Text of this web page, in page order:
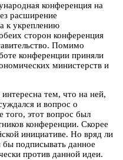
конференция на
расширение
к укреплению
сторон конференция
Помимо
конференции приняли
министерств и
тем, что на ней,
и вопрос о
этот вопрос был
конференции. Скорее
инициативе. Но вряд ли
бы подписывать данное
против данной идеи.